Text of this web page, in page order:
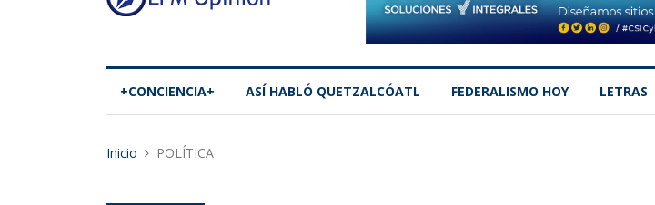
+CONCIENCIA+ ASÍ­ HABLÓ QUETZALCÓATL FEDERALISMO HOY LETRAS
Inicio POLÍTICA